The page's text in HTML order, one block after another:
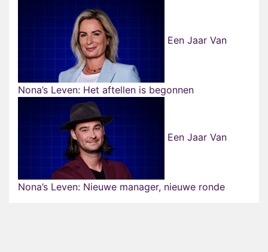
Een Jaar Van
Nona’s Leven: Het aftellen is begonnen
Een Jaar Van
Nona’s Leven: Nieuwe manager, nieuwe ronde